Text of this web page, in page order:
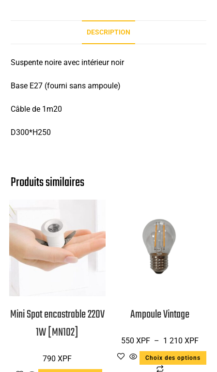
DESCRIPTION
Suspente noire avec intérieur noir
Base E27 (fourni sans ampoule)
Câble de 1m20
D300*H250
Produits similaires
Mini Spot encastrable 220V
1W [MN102]
790XPF
Ampoule Vintage
550 XPF – 1 210 XPF
Choix des options